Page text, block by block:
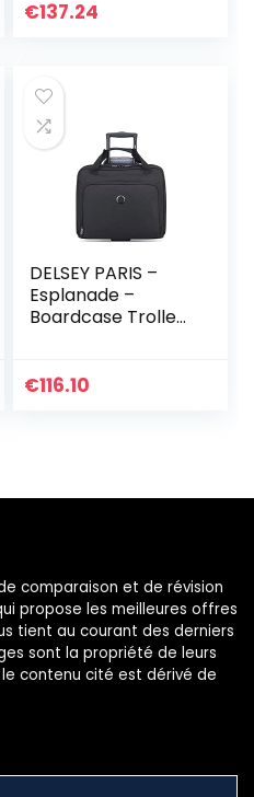
Portable jusqu’à
pour Femme
(K60380WW), Noir
€137.24
DELSEY PARIS –
Esplanade –
Boardcase Trolley
Litres – S – Noir
€116.10
comparaison et de révision
propose les meilleures offres
tient au courant des derniers
sont la propriété de leurs
contenu cité est dérivé de